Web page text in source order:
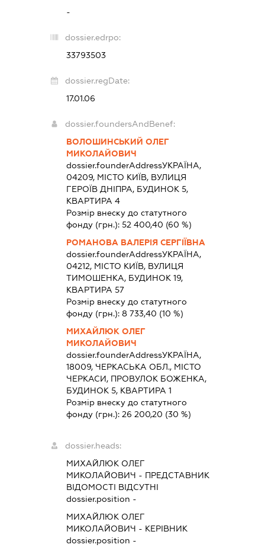
-
dossier.edrpo:
33793503
dossier.regDate:
17.01.06
dossier.foundersAndBenef:
ВОЛОШИНСЬКИЙ ОЛЕГ
МИКОЛАЙОВИЧ
dossier.founderAddressУКРАЇНА,
04209, МІСТО КИЇВ, ВУЛИЦЯ
ГЕРОЇВ ДНІПРА, БУДИНОК 5,
КВАРТИРА 4
Розмір внеску до статутного
фонду (грн.):52 400,40 (60 %)
РОМАНОВА ВАЛЕРІЯ СЕРГІЇВНА
dossier.founderAddressУКРАЇНА,
04212, МІСТО КИЇВ, ВУЛИЦЯ
ТИМОШЕНКА, БУДИНОК 19,
КВАРТИРА 57
Розмір внеску до статутного
фонду (грн.):8 733,40 (10 %)
МИХАЙЛЮК ОЛЕГ
МИКОЛАЙОВИЧ
dossier.founderAddressУКРАЇНА,
18009, ЧЕРКАСЬКА ОБЛ., МІСТО
ЧЕРКАСИ, ПРОВУЛОК БОЖЕНКА,
БУДИНОК 5, КВАРТИРА 1
Розмір внеску до статутного
фонду (грн.):26 200,20 (30 %)
dossier.heads:
МИХАЙЛЮК ОЛЕГ
МИКОЛАЙОВИЧ - ПРЕДСТАВНИК
ВІДОМОСТІ ВІДСУТНІ
dossier.position -
МИХАЙЛЮК ОЛЕГ
МИКОЛАЙОВИЧ - КЕРІВНИК
dossier.position -